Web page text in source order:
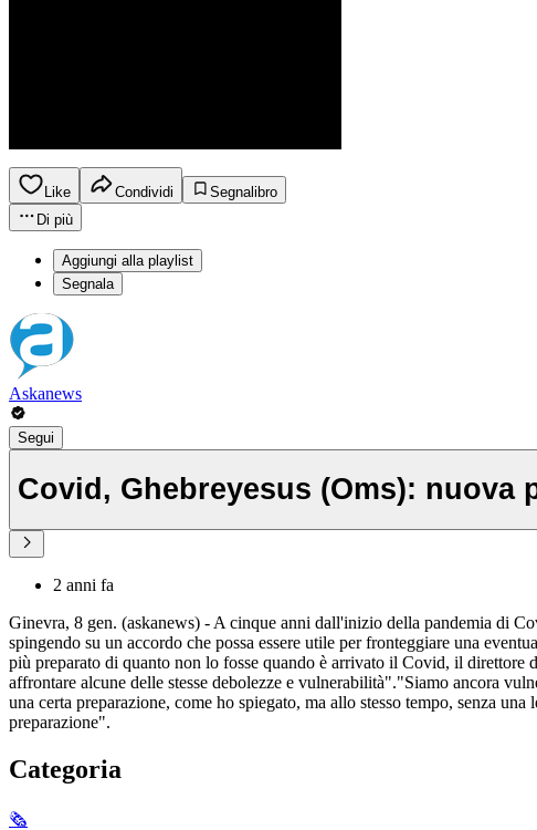
Like Condividi
Segnalibro
Di più
Aggiungi alla playlist
Segnala
Askanews
Segui
Covid, Ghebreyesus (Oms):
2 anni fa
Ginevra, 8 gen. (askanews) - A cinque anni dall'inizio della pandemia di
spingendo su un accordo che possa essere utile per fronteggiare una
più preparato di quanto non lo fosse quando è arrivato il Covid, il direttore
affrontare alcune delle stesse debolezze e vulnerabilità"."Siamo ancora
una certa preparazione, come ho spiegato, ma allo stesso tempo, senza
preparazione".
Categoria
🗞